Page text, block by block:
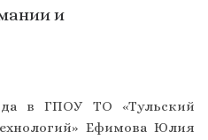
и
в ГПОУ ТО «Тульский
Ефимова Юлия